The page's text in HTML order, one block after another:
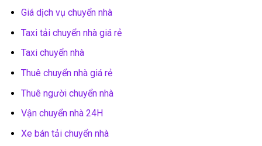
Giá dịch vụ chuyển nhà
Taxi tải chuyển nhà giá rẻ
Taxi chuyển nhà
Thuê chuyển nhà giá rẻ
Thuê người chuyển nhà
Vận chuyển nhà 24H
Xe bán tải chuyển nhà